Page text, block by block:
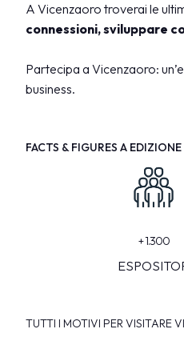
GETTING READY
Dove soggiornare
Dove parcheggiare
CATALOGO ESPOSITORI
Espositori Vicenzaoro
Espositori T.GOLD
Programma eventi
area riservataarrow_rightperchè
A Vicenzaoro troverai le
connessioni, sviluppare
Partecipa a Vicenzaoro:
business.
FACTS & FIGURES A EDIZIONE
+1.300
TUTTI I MOTIVI PER VISITARE